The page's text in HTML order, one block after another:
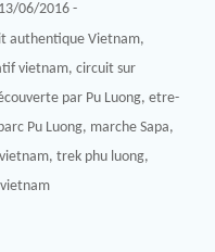
13/06/2016 -
authentique Vietnam,
vietnam, circuit sur
par Pu Luong, etre-
Pu Luong, marche Sapa,
, trek phu luong,